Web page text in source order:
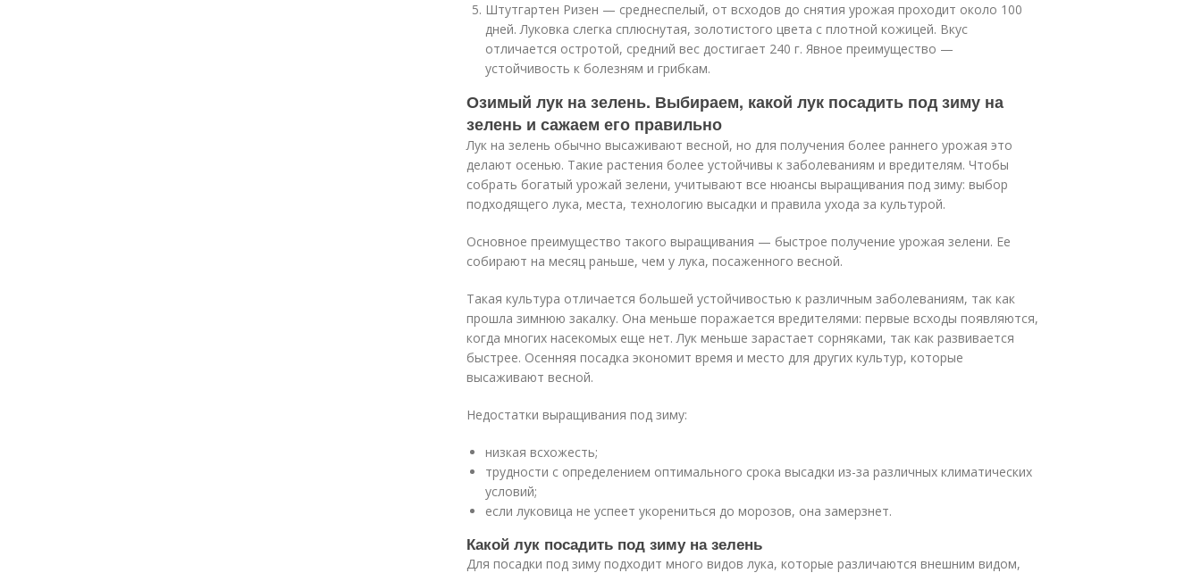
Штутгартен Ризен — среднеспелый, от всходов до снятия урожая проходит около 100
дней. Луковка слегка сплюснутая, золотистого цвета с плотной кожицей. Вкус
отличается остротой, средний вес достигает 240 г. Явное преимущество —
устойчивость к болезням и грибкам.
Озимый лук на зелень. Выбираем, какой лук посадить под зиму на
зелень и сажаем его правильно
Лук на зелень обычно высаживают весной, но для получения более раннего урожая это
делают осенью. Такие растения более устойчивы к заболеваниям и вредителям. Чтобы
собрать богатый урожай зелени, учитывают все нюансы выращивания под зиму: выбор
подходящего лука, места, технологию высадки и правила ухода за культурой.
Основное преимущество такого выращивания — быстрое получение урожая зелени. Ее
собирают на месяц раньше, чем у лука, посаженного весной.
Такая культура отличается большей устойчивостью к различным заболеваниям, так как
прошла зимнюю закалку. Она меньше поражается вредителями: первые всходы появляются,
когда многих насекомых еще нет. Лук меньше зарастает сорняками, так как развивается
быстрее. Осенняя посадка экономит время и место для других культур, которые
высаживают весной.
Недостатки выращивания под зиму:
низкая всхожесть;
трудности с определением оптимального срока высадки из-за различных климатических
условий;
если луковица не успеет укорениться до морозов, она замерзнет.
Какой лук посадить под зиму на зелень
Для посадки под зиму подходит много видов лука, которые различаются внешним видом,